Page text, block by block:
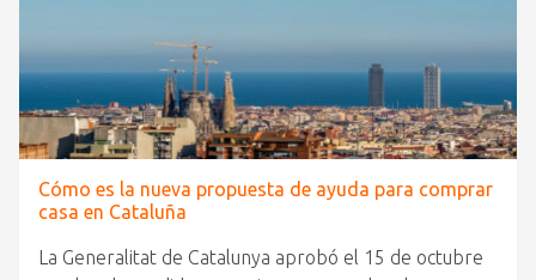
Cómo es la nueva propuesta de ayuda para comprar
casa en Cataluña
La Generalitat de Catalunya aprobó el 15 de octubre